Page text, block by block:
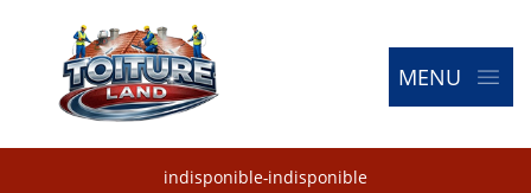
MENU
indisponible-indisponible